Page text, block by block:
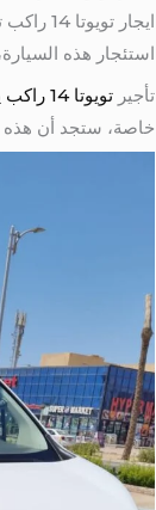
استئجار هذه
تأجير تويوتا 14 راكب يمكن أن يكون تجربة رائعة، خاصة إذا كنت تبحث عن وسيلة نقل مريحة وموثوقة لمجموعتك
خاصة، ستجد أن هذه